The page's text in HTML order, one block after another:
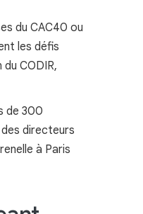
du CAC40 ou
les défis
CODIR,
de 300
directeurs
à Paris